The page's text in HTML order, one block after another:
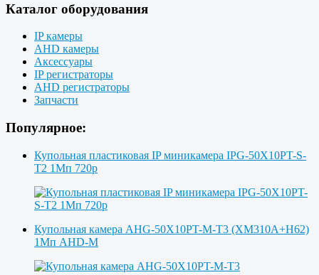
Каталог оборудования
IP камеры
AHD камеры
Аксессуары
IP регистраторы
AHD регистраторы
Запчасти
Популярное:
Купольная пластиковая IP миникамера IPG-50X10PT-S-
T2 1Мп 720p
Купольная камера AHG-50X10PT-M-T3 (XM310A+H62)
1Мп AHD-M